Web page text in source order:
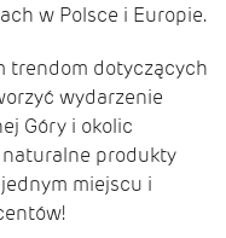
w Polsce i Europie.
trendom dotyczących
wydarzenie
Góry i okolic
produkty
miejscu i